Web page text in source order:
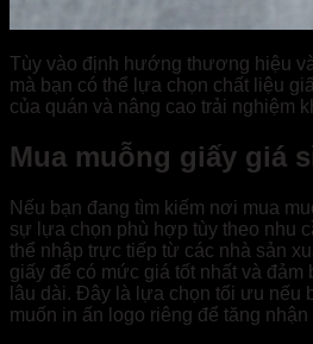
Tùy vào định hướng thương hiệu
mà bạn có thể lựa chọn chất liệu
của quán và nâng cao trải nghiệm
Mua muỗng giấy giá
Nếu bạn đang tìm kiếm nơi mua
sự lựa chọn phù hợp tùy theo nhu
thể nhập trực tiếp từ các nhà sản
giấy để có mức giá tốt nhất và đảm
lâu dài. Đây là lựa chọn tối ưu nếu
muốn in ấn logo riêng để tăng